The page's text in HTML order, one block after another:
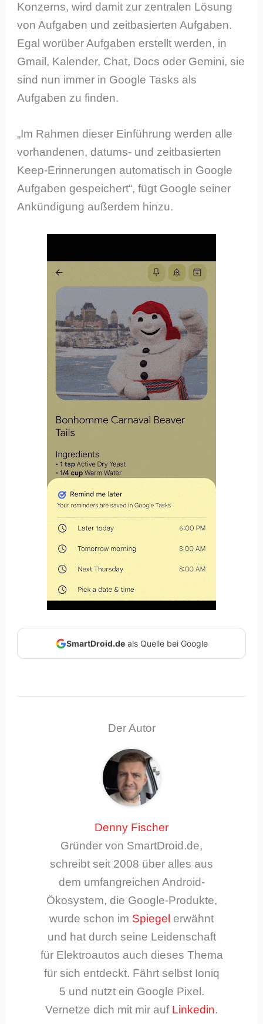
Konzerns, wird damit zur zentralen Lösung
von Aufgaben und zeitbasierten Aufgaben.
Egal worüber Aufgaben erstellt werden, in
Gmail, Kalender, Chat, Docs oder Gemini, sie
sind nun immer in Google Tasks als
Aufgaben zu finden.
„Im Rahmen dieser Einführung werden alle
vorhandenen, datums- und zeitbasierten
Keep-Erinnerungen automatisch in Google
Aufgaben gespeichert“, fügt Google seiner
Ankündigung außerdem hinzu.
SmartDroid.deals Quelle bei Google
Der Autor
Denny Fischer
Gründer von SmartDroid.de,
schreibt seit 2008 über alles aus
dem umfangreichen Android-
Ökosystem, die Google-Produkte,
wurde schon im Spiegel erwähnt
und hat durch seine Leidenschaft
für Elektroautos auch dieses Thema
für sich entdeckt. Fährt selbst Ioniq
5 und nutzt ein Google Pixel.
Vernetze dich mit mir auf Linkedin.